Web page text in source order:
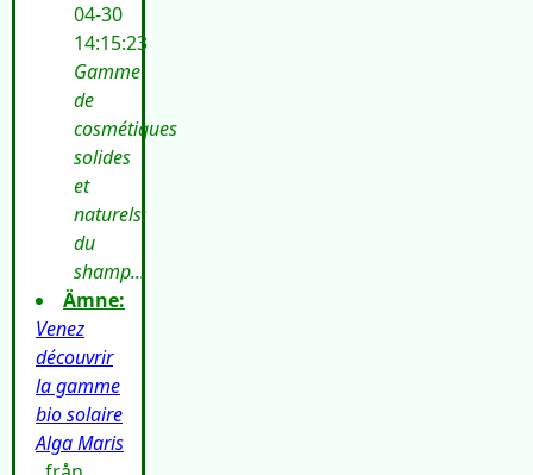
04-30
14:15:23
Gamme
de
cosmétiques
solides
et
naturels:
du
shamp...
Ämne:
Venez
découvrir
la gamme
bio solaire
Alga Maris